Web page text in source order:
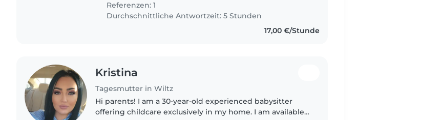
Referenzen: 1
Durchschnittliche Antwortzeit: 5 Stunden
17,00 €/Stunde
Kristina
Tagesmutter in Wiltz
Hi parents! I am a 30-year-old experienced babysitter
offering childcare exclusively in my home. I am available